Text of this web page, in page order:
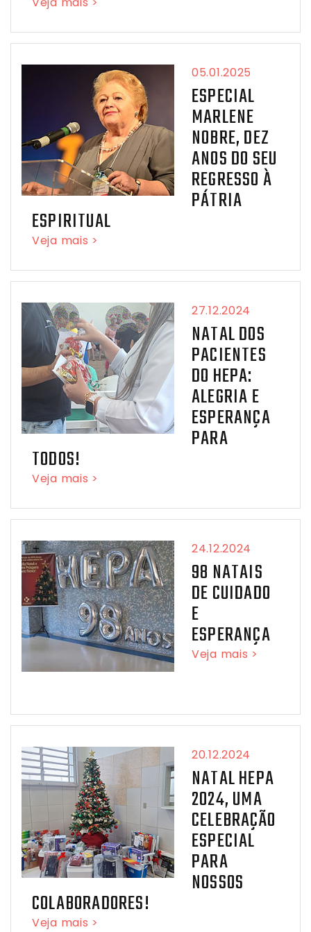
05.01.2025
ESPECIAL
MARLENE
NOBRE, DEZ
ANOS DO SEU
REGRESSO À
PÁTRIA
ESPIRITUAL
Veja mais >
27.12.2024
NATAL DOS
PACIENTES
DO HEPA:
ALEGRIA E
ESPERANÇA
PARA
TODOS!
Veja mais >
24.12.2024
98 NATAIS
DE CUIDADO
E
ESPERANÇA
Veja mais >
20.12.2024
NATAL HEPA
2024, UMA
CELEBRAÇÃO
ESPECIAL
PARA
NOSSOS
COLABORADORES!
Veja mais >